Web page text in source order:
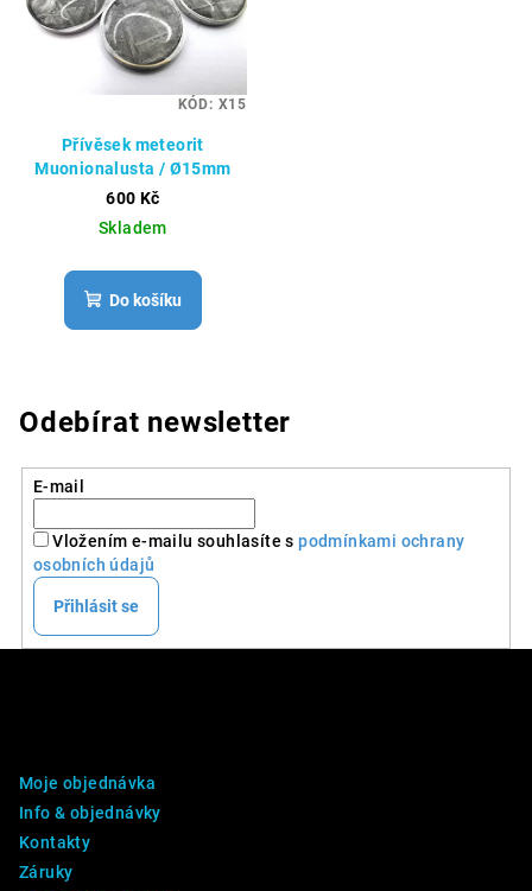
Přívěsek meteorit
Muonionalusta / Ø15mm
600 Kč
Skladem
Do košíku
KÓD: X15
Odebírat newsletter
E-mail
Vložením e-mailu souhlasíte spodmínkami ochrany
osobních údajů
Přihlásit se
Moje objednávka
Info & objednávky
Kontakty
Záruky